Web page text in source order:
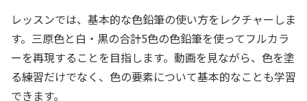
レッスンでは、基本的な色鉛筆の使い方をレクチャーしま
す。三原色と白・黒の合計5色の色鉛筆を使ってフルカラ
ーを再現することを目指します。動画を見ながら、色を塗
る練習だけでなく、色の要素について基本的なことも学習
できます。